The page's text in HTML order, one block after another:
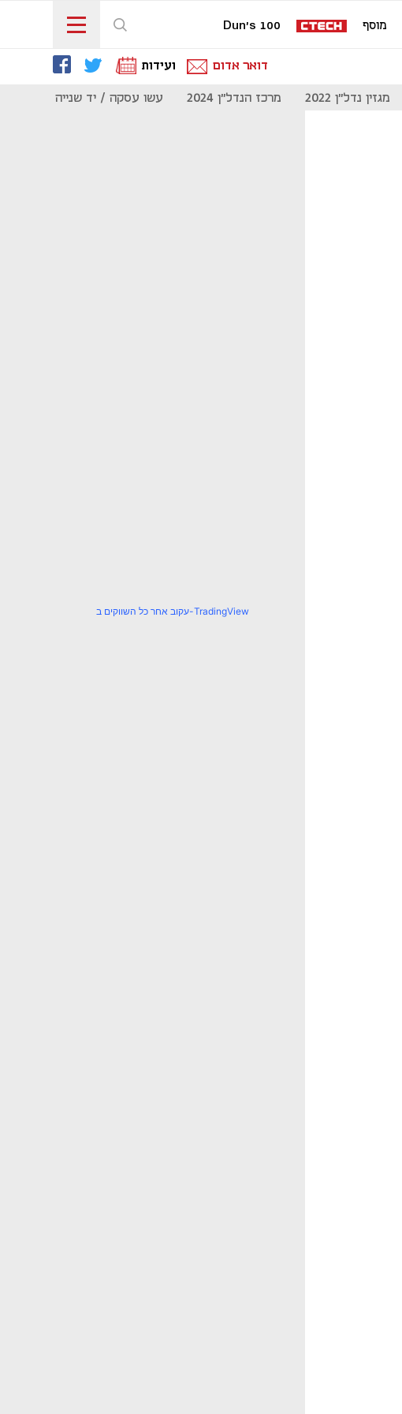
מוסף Dun's 100
דואר אדום ועידות
מגזין נדל"ן 2022 מרכז הנדל"ן 2024 עשו עסקה / יד שנייה
עקוב אחר כל השווקים ב-TradingView